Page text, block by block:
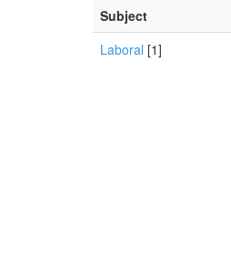
Subject
Laboral [1]